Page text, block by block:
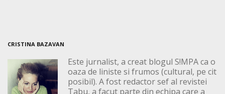
CRISTINA BAZAVAN
Este jurnalist, a creat blogul S!MPA ca o
oaza de liniste si frumos (cultural, pe cit
posibil). A fost redactor sef al revistei
Tabu, a facut parte din echipa care a